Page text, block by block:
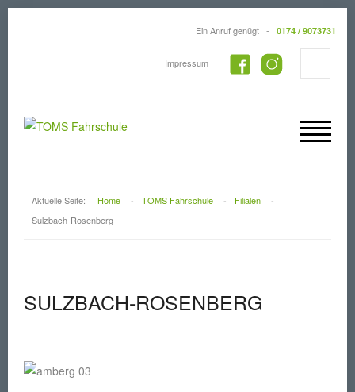
Ein Anruf genügt - 0174 / 9073731
Impressum
Aktuelle Seite: Home - TOMS Fahrschule - Filialen
-
Sulzbach-Rosenberg
SULZBACH-ROSENBERG